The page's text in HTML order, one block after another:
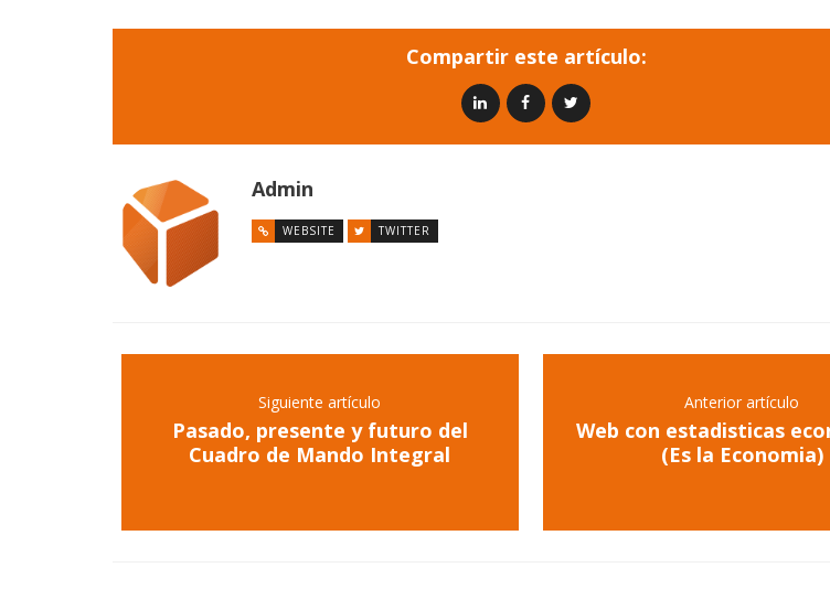
Compartir este artículo:
Admin
WEBSITE TWITTER
Siguiente artículo
Pasado, presente y futuro del
Cuadro de Mando Integral
Anterior artículo
Web con estadisticas
(Es la Economia)